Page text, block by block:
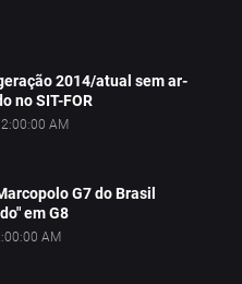
2014/atual sem ar-
no SIT-FOR
AM
G7 do Brasil
em G8
AM